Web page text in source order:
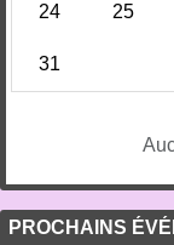
24 25
31
PROCHAINS